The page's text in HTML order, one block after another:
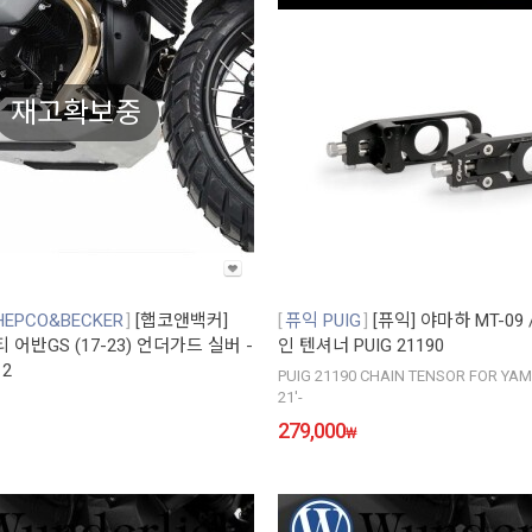
재고확보중
[햅코앤백커]
어반GS (17-23) 언더가드 실버 -
퓨익 PUIG
[퓨익] 야마하 MT-
인 텐셔너 PUIG 21190
PUIG 21190 CHAIN TENSOR FOR
21'-
279,000₩